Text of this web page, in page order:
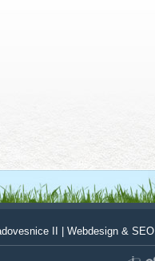
II | Webdesign & SEO